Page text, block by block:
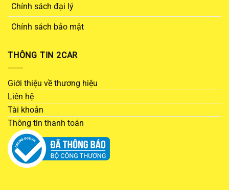
Chính sách đại lý
Chính sách bảo mật
THÔNG TIN 2CAR
Giới thiệu về thương hiệu
Liên hệ
Tài khoản
Thông tin thanh toán